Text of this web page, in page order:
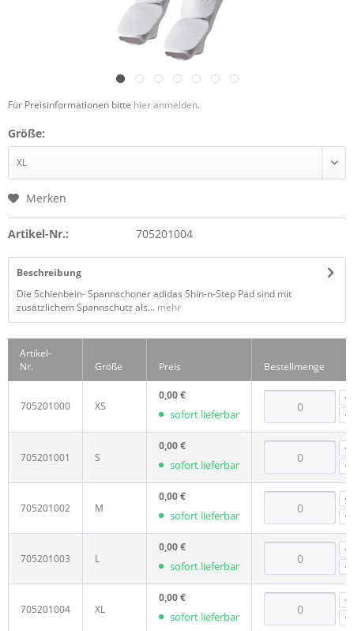
Für Preisinformationen bitte hier anmelden.
Größe:
Merken
Artikel-Nr.: 705201004
Beschreibung
Die Schienbein- Spannschoner adidas Shin-n-Step Pad sind mit
zusätzlichem Spannschutz als... mehr
Artikel-
Nr.
Größe Preis Bestellmenge
705201000 XS
0,00 €
sofort lieferbar
705201001 S
0,00 €
sofort lieferbar
705201002 M
0,00 €
sofort lieferbar
705201003 L
0,00 €
sofort lieferbar
705201004 XL
0,00 €
sofort lieferbar